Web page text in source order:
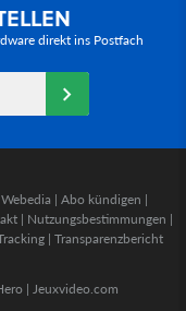
direkt ins Postfach
| Abo kündigen |
| Nutzungsbestimmungen |
| Transparenzbericht
| Jeuxvideo.com